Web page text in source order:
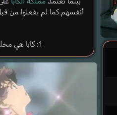
أنفسهم كما لم يفعلوا من
1: كابا هي مخلوقات أسطورية يابانية قصيرة.